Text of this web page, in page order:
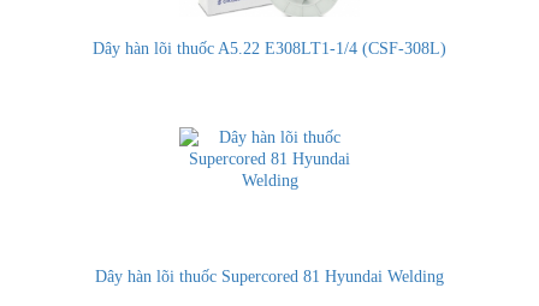
Dây hàn lõi thuốc A5.22 E308LT1-1/4 (CSF-308L)
Dây hàn lõi thuốc Supercored 81 Hyundai Welding